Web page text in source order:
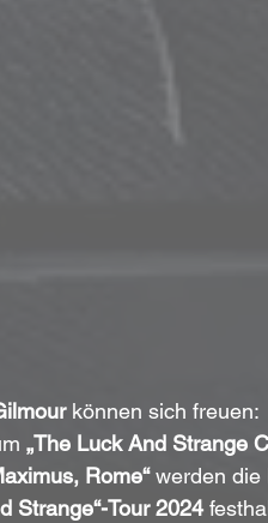
können sich freuen:
„The Luck And Strange
Rome“ werden die
Strange“-Tour 2024